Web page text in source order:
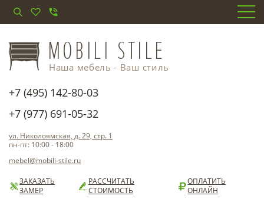
Наша мебель - Ваш стиль
+7 (495) 142-80-03
+7 (977) 691-05-32
ул. Николоямская, д. 29, стр. 1
пн-пт: 10:00 - 18:00
mebel@mobili-stile.ru
ЗАКАЗАТЬ
ЗАМЕР
РАССЧИТАТЬ
СТОИМОСТЬ
ОПЛАТИТЬ
ОНЛАЙН